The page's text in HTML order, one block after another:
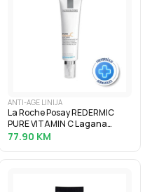
ANTI-AGE LINIJA
La Roche Posay REDERMIC
PURE VITAMIN C Lagana
krema za korekciju bora i
77.90 KM